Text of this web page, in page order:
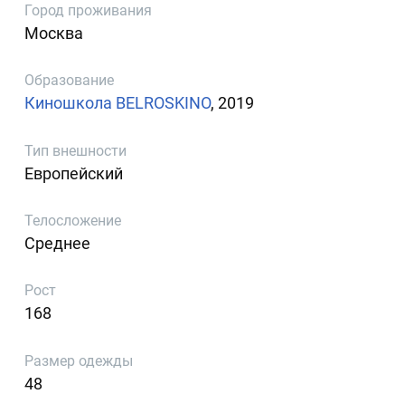
Город проживания
Москва
Образование
Киношкола BELROSKINO, 2019
Тип внешности
Европейский
Телосложение
Среднее
Рост
168
Размер одежды
48